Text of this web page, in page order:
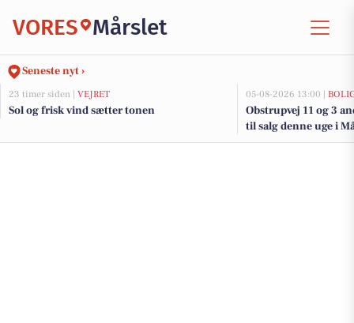
VORES Mårslet
Seneste nyt ›
23 timer siden | VEJRET
Sol og frisk vind sætter tonen
05-08-2026 13:00 |
Obstrupvej 11 og 3
til salg denne uge i
her.